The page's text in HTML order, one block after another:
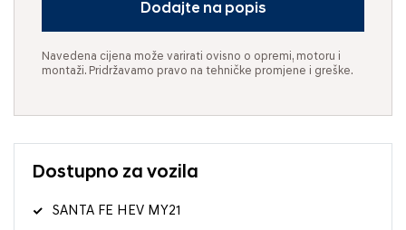
Dodajte na popis
Navedena cijena može varirati ovisno o opremi, motoru i
montaži. Pridržavamo pravo na tehničke promjene i greške.
Dostupno za vozila
SANTA FE HEV MY21